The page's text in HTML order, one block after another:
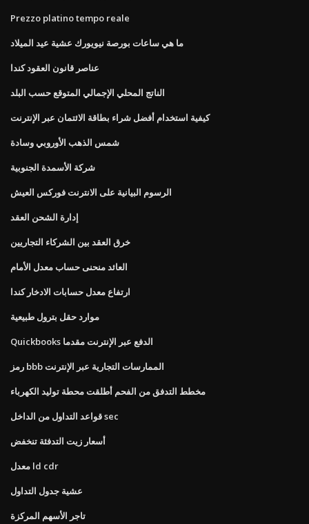
Prezzo platino tempo reale
ما هي ساعات بورصة نيويورك عشية عيد الميلاد
عناصر قانون العقود كندا
الناتج المحلي الإجمالي المتوقع حسب البلد
كيفية استخدام أفضل شراء بطاقة الائتمان عبر الإنترنت
شمس الذهب الأوروبي وسادة
شركة الأسمدة الجنوبية
الرسوم البيانية على الانترنت فوركس العيش
إدارة الشحن العقد
خرق العقد بين الشركاء التجاريين
العائد منحنى حساب معدل الأمام
ارتفاع معدل حسابات الادخار كندا
موارد حقل بترول طبيعية
Quickbooks الدفع عبر الإنترنت مقدما
رمز bbb الممارسات التجارية عبر الإنترنت
مخطط التدفق من الفحم أطلقت محطة توليد الكهرباء
قواعد التداول من الداخل sec
أسعار زيت التدفئة تنخفض
معدل ld cdr
عشية جدول التداول
تاجر الأسهم المركزة